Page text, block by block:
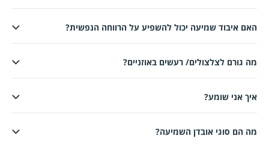
איבוד שמיעה יכול להשפיע על הרווחה הנפשית?
גורם לצלצולים/ רעשים באוזניים?
אני שומע?
הם סוגי אובדן השמיעה?